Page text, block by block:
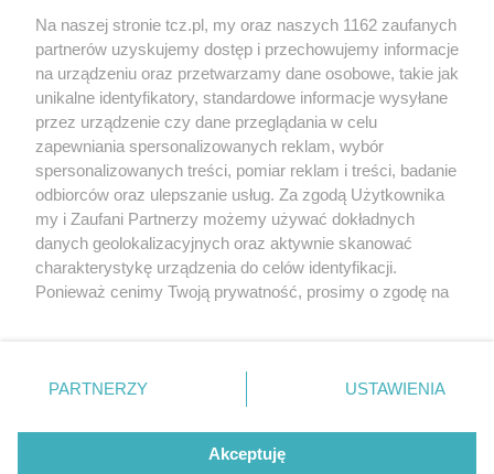
O FIRMIE POLITYKA PRYWATNOŚCI HOSTING
REKLAMA WSPÓŁPRACA RSS FACEBOOK KONTAKT
Nasze serwisy
Aktualności
Tcz24
Historia miasta
Muzyka i kultura
Archiwum wydarzeń
Zdjęcia miasta
Na naszej stronie tcz.pl, my oraz naszych 1162 zaufanych
partnerów uzyskujemy dostęp i przechowujemy informacje
na urządzeniu oraz przetwarzamy dane osobowe, takie jak
unikalne identyfikatory, standardowe informacje wysyłane
przez urządzenie czy dane przeglądania w celu
zapewniania spersonalizowanych reklam, wybór
spersonalizowanych treści, pomiar reklam i treści, badanie
odbiorców oraz ulepszanie usług. Za zgodą Użytkownika
my i Zaufani Partnerzy możemy używać dokładnych
danych geolokalizacyjnych oraz aktywnie skanować
charakterystykę urządzenia do celów identyfikacji.
Ponieważ cenimy Twoją prywatność, prosimy o zgodę na
znajdujący się w lewym dolnym rogu strony
. Niektóre
przetwarzaniu. Preferencje będą miały zastosowania tylko
PARTNERZY USTAWIENIA
Akceptuję